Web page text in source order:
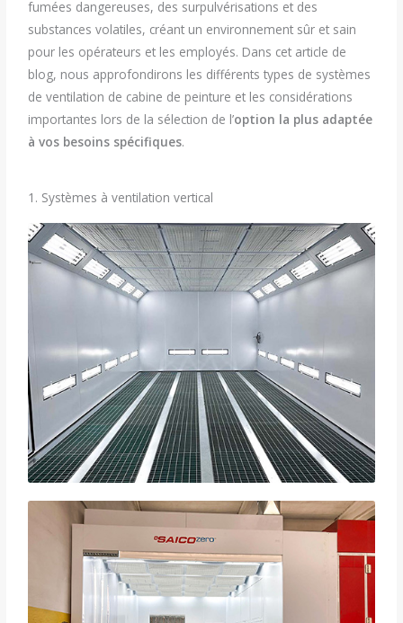
fumées dangereuses, des surpulvérisations et des
substances volatiles, créant un environnement sûr et sain
pour les opérateurs et les employés. Dans cet article de
blog, nous approfondirons les différents types de systèmes
de ventilation de cabine de peinture et les considérations
importantes lors de la sélection de l’option la plus adaptée
à vos besoins spécifiques.
1. Systèmes à ventilation vertical